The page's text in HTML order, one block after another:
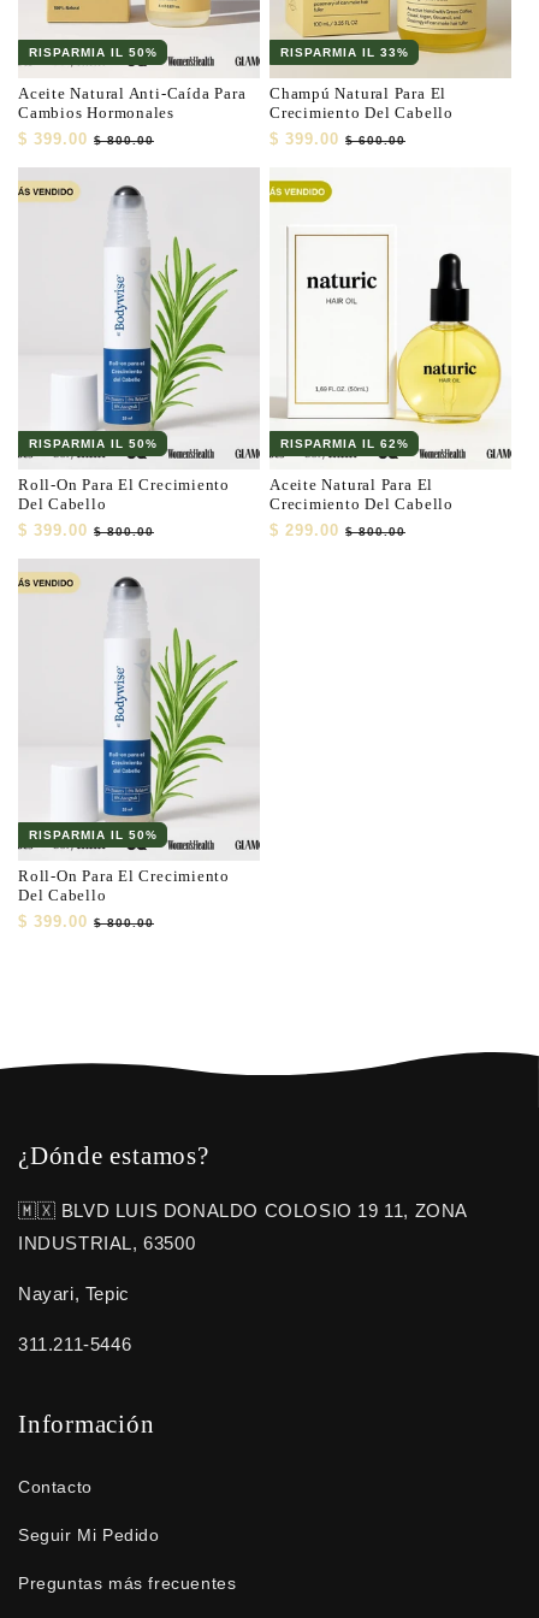
:
RISPARMIA IL 50%
Aceite Natural Anti-Caída Para
Cambios Hormonales
Precio
$ 399.00 Precio
oferta
$ 800.00
RISPARMIA IL 33%
Champú Natural Para El
Crecimiento Del Cabello
Precio
$ 399.00 Precio
$ 600.00
RISPARMIA IL 50%
Roll-On Para El Crecimiento
Del Cabello
Precio
$ 399.00 Precio
oferta
$ 800.00
RISPARMIA IL 62%
Aceite Natural Para El
Crecimiento Del Cabello
Precio
$ 299.00 Precio
$ 800.00
RISPARMIA IL 50%
Roll-On Para El Crecimiento
Del Cabello
Precio
$ 399.00 Precio
$ 800.00
¿Dónde estamos?
🇲🇽 BLVD LUIS DONALDO COLOSIO 19 11, ZONA
INDUSTRIAL, 63500
Nayari, Tepic
311.211-5446
Información
Contacto
Seguir Mi Pedido
Preguntas más frecuentes